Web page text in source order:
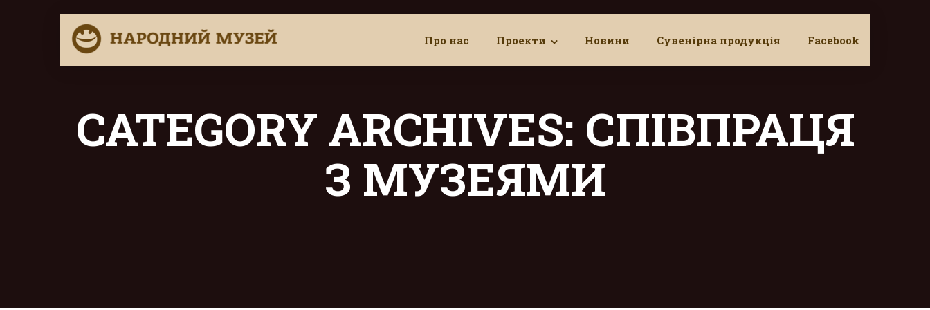
Про нас Проекти Новини Сувенірна продукція Facebook
CATEGORY ARCHIVES: СПІВПРАЦЯ
З МУЗЕЯМИ